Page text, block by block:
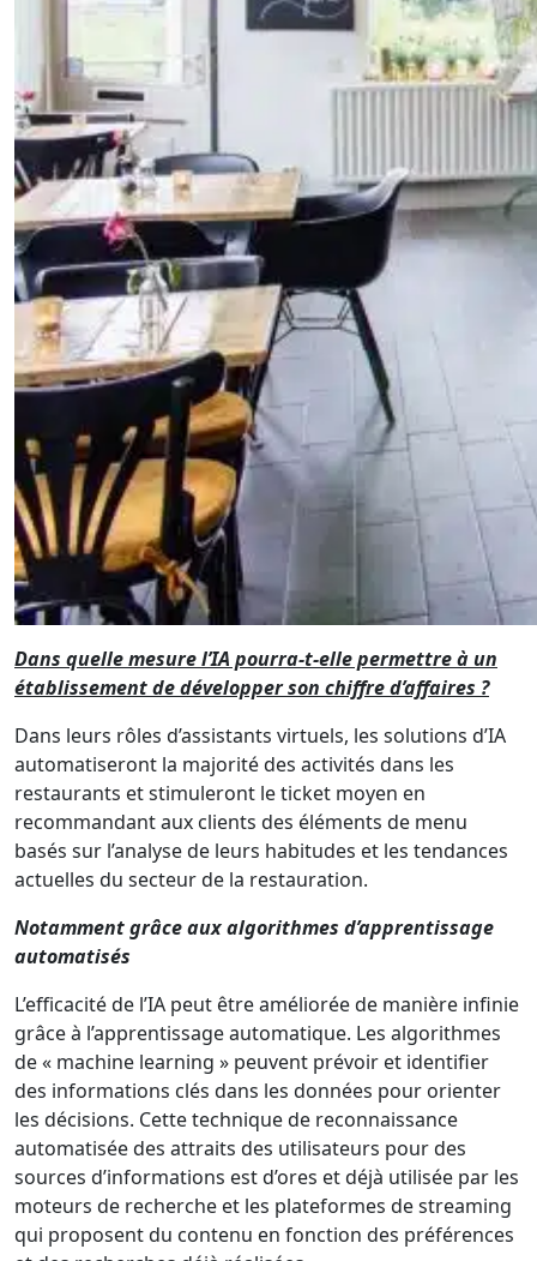
Dans quelle mesure l’IA pourra-t-elle permettre à un
établissement de développer son chiffre d’affaires ?
Dans leurs rôles d’assistants virtuels, les solutions d’IA
automatiseront la majorité des activités dans les
restaurants et stimuleront le ticket moyen en
recommandant aux clients des éléments de menu
basés sur l’analyse de leurs habitudes et les tendances
actuelles du secteur de la restauration.
Notamment grâce aux algorithmes d’apprentissage
automatisés
L’efficacité de l’IA peut être améliorée de manière infinie
grâce à l’apprentissage automatique. Les algorithmes
de « machine learning » peuvent prévoir et identifier
des informations clés dans les données pour orienter
les décisions. Cette technique de reconnaissance
automatisée des attraits des utilisateurs pour des
sources d’informations est d’ores et déjà utilisée par les
moteurs de recherche et les plateformes de streaming
qui proposent du contenu en fonction des préférences